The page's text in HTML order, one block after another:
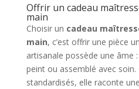
Offrir un cadeau
main
Choisir un cadeau
main, c’est offrir une pièce
artisanale possède une âme
peint ou assemblé avec
standardisés, elle raconte